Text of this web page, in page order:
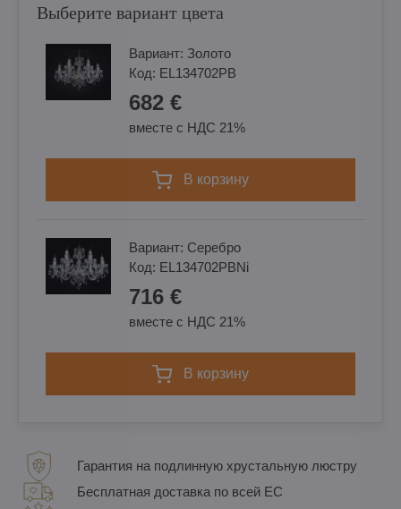
Выберите вариант цвета
Вариант: Золотo
Код: EL134702PB
682 €
вместе с НДС 21%
в корзину
Вариант: Cеребро
Код: EL134702PBNi
716 €
вместе с НДС 21%
в корзину
Гарантия на подлинную хрустальную люстру
Бесплатная доставка по всей ЕС